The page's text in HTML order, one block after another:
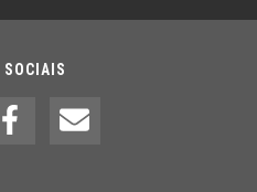
SOCIAIS